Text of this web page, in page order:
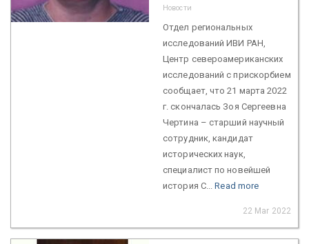
Новости
Отдел региональных
исследований ИВИ РАН,
Центр североамериканских
исследований с прискорбием
сообщает, что 21 марта 2022
г. скончалась Зоя Сергеевна
Чертина – старший научный
сотрудник, кандидат
исторических наук,
специалист по новейшей
история С...Read more
22 Mar 2022